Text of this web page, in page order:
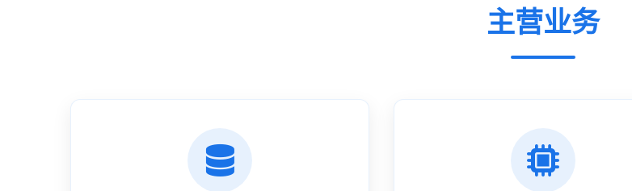
主营业务